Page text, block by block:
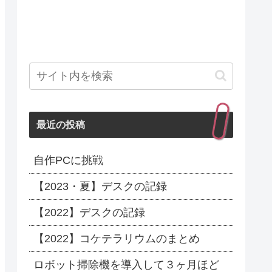
最近の投稿
自作PCに挑戦
【2023・夏】デスクの記録
【2022】デスクの記録
【2022】コケテラリウムのまとめ
ロボット掃除機を導入して３ヶ月ほど